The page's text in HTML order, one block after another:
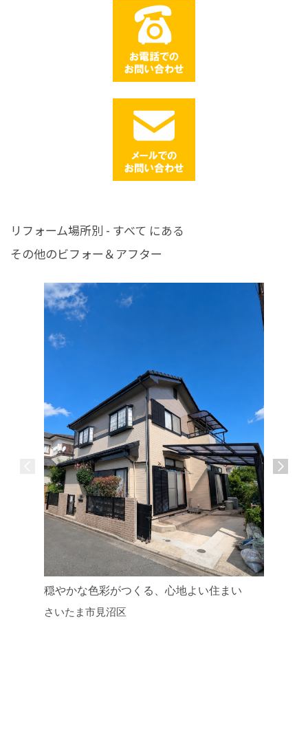
リフォーム場所別 - すべて にある
その他のビフォー＆アフター
穏やかな色彩がつくる、心地よい住まい
さいたま市見沼区